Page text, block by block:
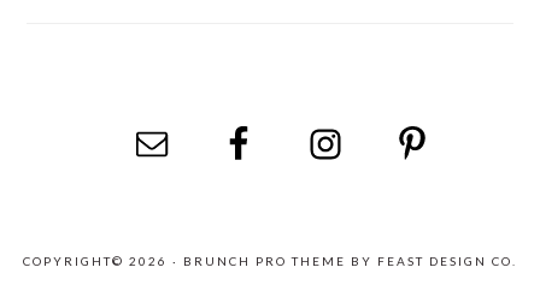
FOOTER
COPYRIGHT© 2026 · BRUNCH PRO THEME BY FEAST DESIGN CO.